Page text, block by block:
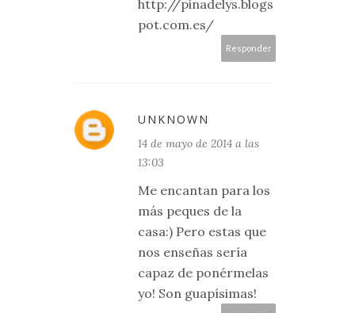
http://pinadelys.blogs
pot.com.es/
Responder
UNKNOWN
14 de mayo de 2014 a las
13:03
Me encantan para los
más peques de la
casa:) Pero estas que
nos enseñas sería
capaz de ponérmelas
yo! Son guapísimas!